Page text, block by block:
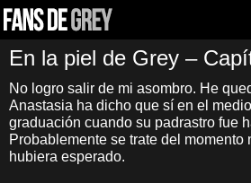
En la piel de Grey –
No logro salir de mi asombro. He
Anastasia ha dicho que sí en el
graduación cuando su padrastro fue
Probablemente se trate del
hubiera esperado.